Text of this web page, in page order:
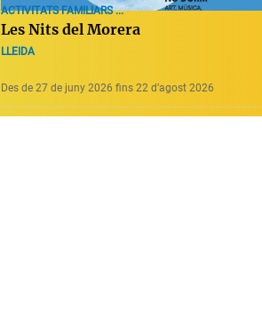
ACTIVITATS FAMILIARS ...
Les Nits del Morera
LLEIDA
Des de 27 de juny 2026 fins 22 d’agost 2026